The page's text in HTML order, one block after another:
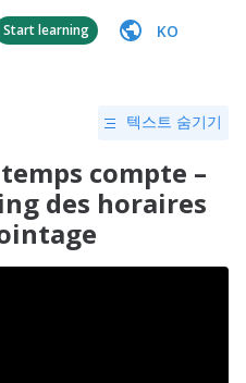
Start learning KO
텍스트 숨기기
compte –
des horaires